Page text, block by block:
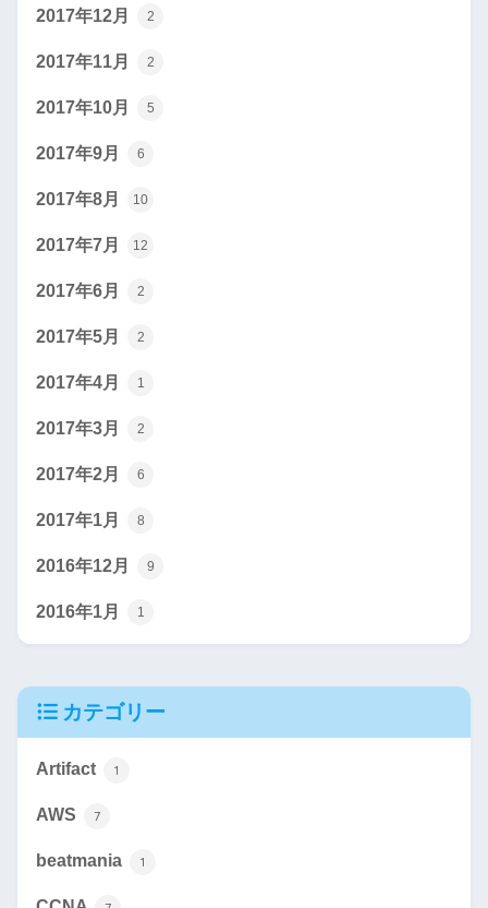
2017年12月 2
2017年11月 2
2017年10月 5
2017年9月 6
2017年8月 10
2017年7月 12
2017年6月 2
2017年5月 2
2017年4月 1
2017年3月 2
2017年2月 6
2017年1月 8
2016年12月 9
2016年1月 1
カテゴリー
Artifact 1
AWS 7
beatmania 1